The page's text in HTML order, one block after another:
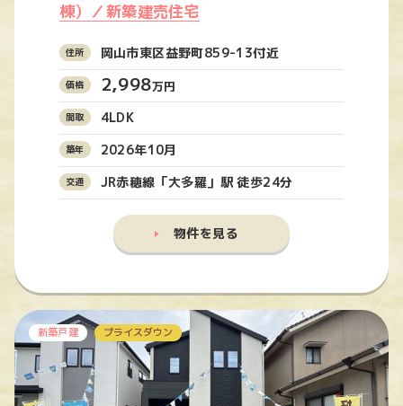
棟）／新築建売住宅
岡山市東区益野町859-13付近
2,998万円
4LDK
2026年10月
JR赤穂線「大多羅」駅 徒歩24分
物件を見る
新築戸建 プライスダウン